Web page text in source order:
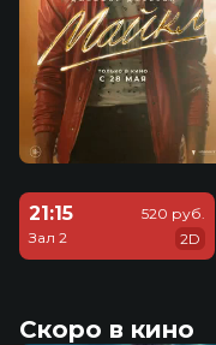
21:15
Зал 2
520 руб.
2D
Скоро в кино